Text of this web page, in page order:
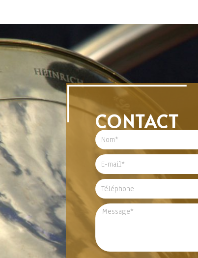
CONTACT